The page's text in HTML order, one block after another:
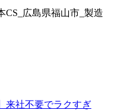
広島県福山市_製造
来社不要でラクすぎ